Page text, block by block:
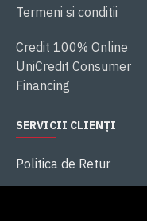
Termeni si conditii
Credit 100% Online
UniCredit Consumer
Financing
SERVICII CLIENȚI
Politica de Retur
ANPC